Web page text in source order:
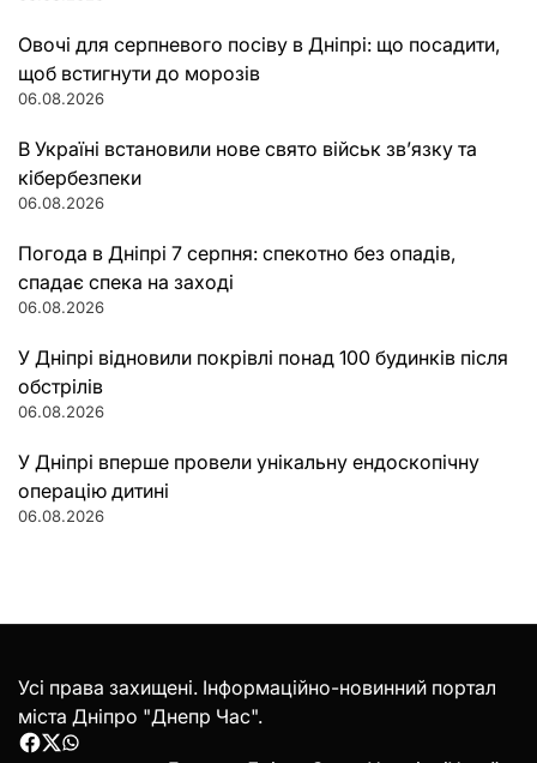
Овочі для серпневого посіву в Дніпрі: що посадити,
щоб встигнути до морозів
06.08.2026
В Україні встановили нове свято військ зв’язку та
кібербезпеки
06.08.2026
Погода в Дніпрі 7 серпня: спекотно без опадів,
спадає спека на заході
06.08.2026
У Дніпрі відновили покрівлі понад 100 будинків після
обстрілів
06.08.2026
У Дніпрі вперше провели унікальну ендоскопічну
операцію дитині
06.08.2026
Усі права захищені. Інформаційно-новинний портал
міста Дніпро "Днепр Час".
Facebook
Twitter
WhatsApp